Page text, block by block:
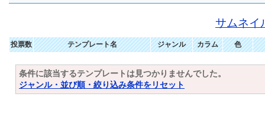
サムネイ
投票数 テンプレート名 ジャンル カラム 色
条件に該当するテンプレートは見つかりませんでした。
ジャンル・並び順・絞り込み条件をリセット